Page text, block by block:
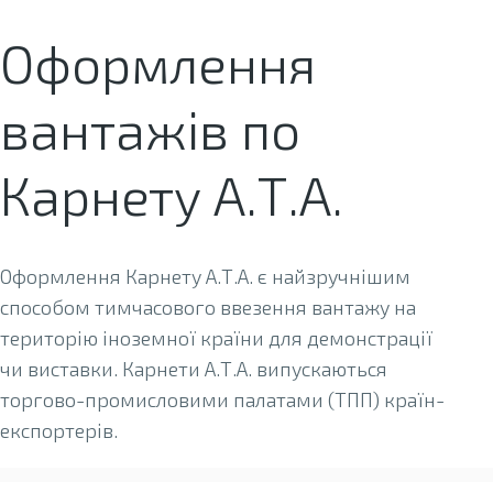
Оформлення
вантажів по
Карнету А.Т.А.
Оформлення Карнету А.Т.А. є найзручнішим
способом тимчасового ввезення вантажу на
територію іноземної країни для демонстрації
чи виставки. Карнети А.Т.А. випускаються
торгово-промисловими палатами (ТПП) країн-
експортерів.